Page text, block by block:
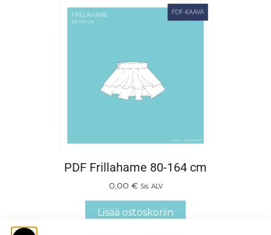
PDF Frillahame 80-164 cm
0,00 € Sis. ALV
Lisää ostoskoriin